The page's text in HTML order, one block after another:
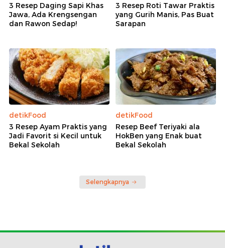
3 Resep Daging Sapi Khas
Jawa, Ada Krengsengan
dan Rawon Sedap!
3 Resep Roti Tawar Praktis
yang Gurih Manis, Pas Buat
Sarapan
detikFood
3 Resep Ayam Praktis yang
Jadi Favorit si Kecil untuk
Bekal Sekolah
detikFood
Resep Beef Teriyaki ala
HokBen yang Enak buat
Bekal Sekolah
Selengkapnya